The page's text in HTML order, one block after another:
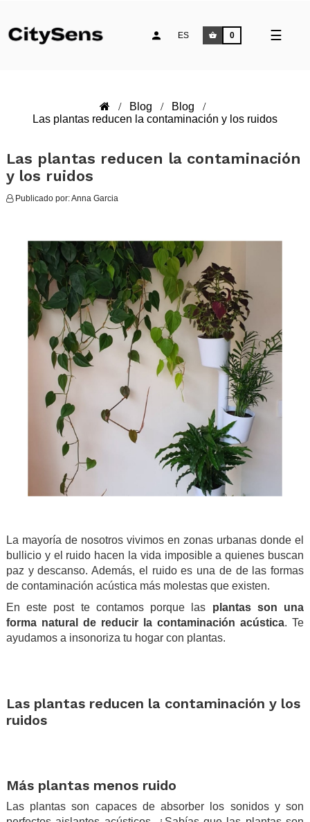
☰
ES 0
Blog
Blog
Las plantas reducen la contaminación y los ruidos
Las plantas reducen la contaminación
y los ruidos
Publicado por:Anna Garcia
La mayoría de nosotros vivimos en zonas urbanas donde el
bullicio y el ruido hacen la vida imposible a quienes buscan
paz y descanso. Además, el ruido es una de de las formas
de contaminación acústica más molestas que existen.
En este post te contamos porque las plantas son una
forma natural de reducir la contaminación acústica. Te
ayudamos a insonoriza tu hogar con plantas.
Las plantas reducen la contaminación y los
ruidos
Más plantas menos ruido
Las plantas son capaces de absorber los sonidos y son